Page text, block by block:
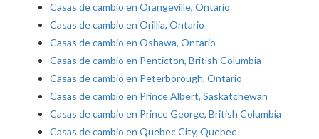
Casas de cambio en Orangeville, Ontario
Casas de cambio en Orillia, Ontario
Casas de cambio en Oshawa, Ontario
Casas de cambio en Penticton, British Columbia
Casas de cambio en Peterborough, Ontario
Casas de cambio en Prince Albert, Saskatchewan
Casas de cambio en Prince George, British Columbia
Casas de cambio en Quebec City, Quebec